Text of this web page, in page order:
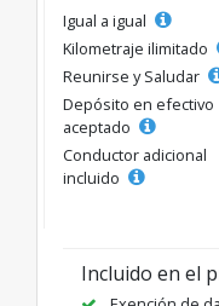
Igual a igual
Kilometraje ilimitado
Reunirse y Saludar
Depósito en efectivo
aceptado
Conductor adicional
incluido
Incluido en el